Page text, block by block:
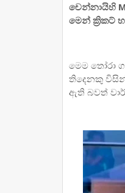
චෙන්නායිහි
මෙන් ක්‍රිකට්
මෙම තෝරා
තිදෙනකු
ඇති බවත්